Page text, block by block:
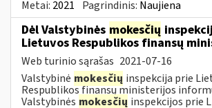
Metai: 2021 Pagrindinis: Naujiena
Dėl Valstybinės mokesčių
Lietuvos Respublikos finansų
Web turinio sąrašas 2021-07-16
Valstybinė mokesčių inspekcija prie
Respublikos finansų ministerijos
Valstybinės mokesčių inspekcijos prie